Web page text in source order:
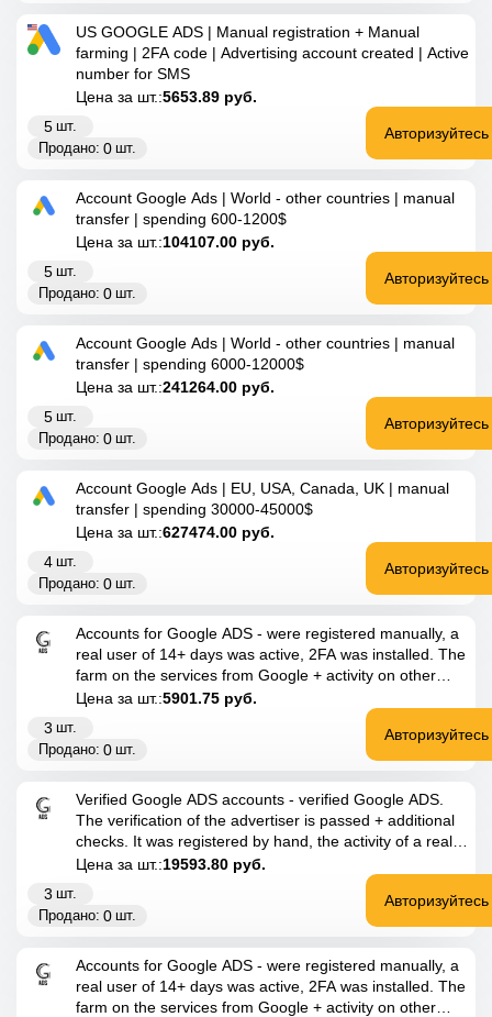
US GOOGLE ADS | Manual registration + Manual
farming | 2FA code | Advertising account created | Active
number for SMS
5 шт.
Продано: 0 шт.
Цена за шт.:5653.89 руб.
Авторизуйтесь
Account Google Ads | World - other countries | manual
transfer | spending 600-1200$
5 шт.
Продано: 0 шт.
Цена за шт.:104107.00 руб.
Авторизуйтесь
Account Google Ads | World - other countries | manual
transfer | spending 6000-12000$
5 шт.
Продано: 0 шт.
Цена за шт.:241264.00 руб.
Авторизуйтесь
Account Google Ads | EU, USA, Canada, UK | manual
transfer | spending 30000-45000$
4 шт.
Продано: 0 шт.
Цена за шт.:627474.00 руб.
Авторизуйтесь
Accounts for Google ADS - were registered manually, a
real user of 14+ days was active, 2FA was installed. The
farm on the services from Google + activity on other
sites is ideal for launching advertising. Tall trust!
3 шт.
Продано: 0 шт.
Цена за шт.:5901.75 руб.
Авторизуйтесь
Verified Google ADS accounts - verified Google ADS.
The verification of the advertiser is passed + additional
checks. It was registered by hand, the activity of a real
user of 14+ days was activity, 2FA was installed. The
3 шт.
Продано: 0 шт.
Цена за шт.:19593.80 руб.
Авторизуйтесь
Accounts for Google ADS - were registered manually, a
real user of 14+ days was active, 2FA was installed. The
farm on the services from Google + activity on other